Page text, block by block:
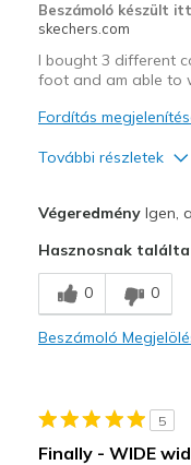
View On Shoes
Beszámoló készült
skechers.com
I bought 3 different
foot and am able to
Fordítás
További részletek
Comfortable
Stylish
Travel
VégeredményIgen,
Hasznosnak
0 0
Beszámoló
5
Finally - WIDE